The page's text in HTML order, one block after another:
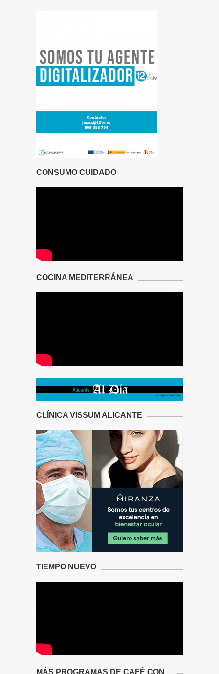
CONSUMO CUIDADO
COCINA MEDITERRÁNEA
CLÍNICA VISSUM ALICANTE
TIEMPO NUEVO
MÁS PROGRAMAS DE CAFÉ CON…